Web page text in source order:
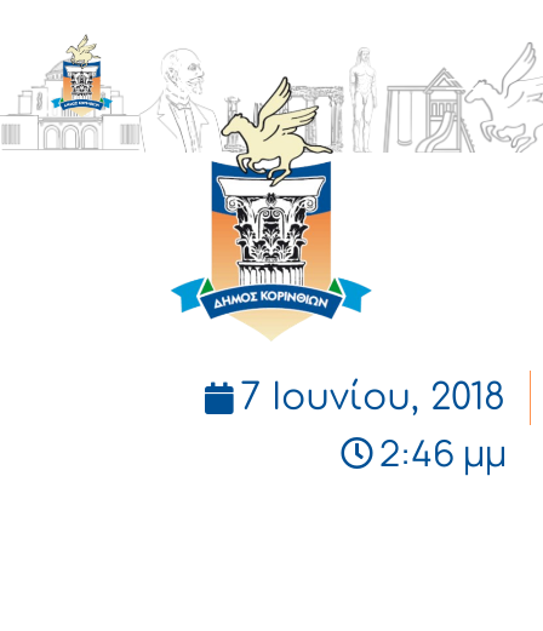
ΔΗΜΟΣ
ΚΟΡΙΝΘΙΩΝ
7 Ιουνίου, 2018
2:46 μμ